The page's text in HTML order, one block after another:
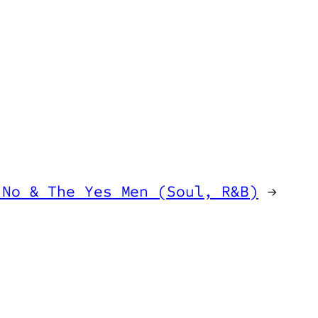
& The Yes Men (Soul, R&B) →